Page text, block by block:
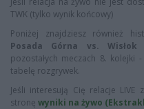
TWK (tylko wynik końcowy)
Poniżej znajdziesz również
Posada Górna vs. Wisłok
pozostałych meczach 8. kolejki
tabelę rozgrywek.
Jeśli interesują Cię relacje LIVE
stronę wyniki na żywo